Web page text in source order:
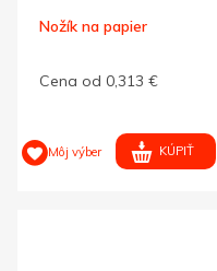
Nožík na papier
Cena od 0,313 €
Môj výber KÚPIŤ